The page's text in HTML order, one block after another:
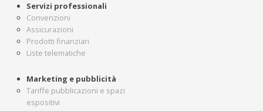
Servizi professionali
Convenzioni
Assicurazioni
Prodotti finanziari
Liste telematiche
Marketing e pubblicità
Tariffe pubblicazioni e spazi
espositivi